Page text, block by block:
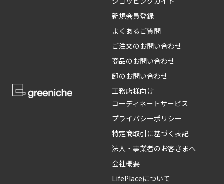
新規会員登録
よくあるご質問
ご注文のお問い合わせ
商品のお問い合わせ
卸のお問い合わせ
工務店様向け
コーディネートサービス
プライバシーポリシー
特定商取引に基づく表記
法人・事業者のお客さまへ
会社概要
LifePlaceについて